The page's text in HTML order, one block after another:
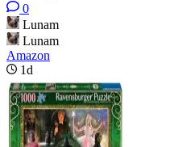
0
Lunam
Lunam
Amazon
1d